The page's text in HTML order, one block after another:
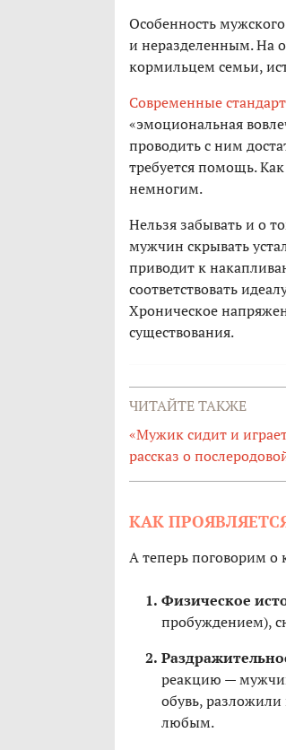
Особенность
и неразделенным. На
кормильцем семьи,
Современные
«эмоциональная
проводить с ним
требуется помощь.
немногим.
Нельзя забывать и о
мужчин скрывать
приводит к
соответствовать
Хроническое
существования.
ЧИТАЙТЕ ТАКЖЕ
«Мужик сидит и
рассказ о
КАК
А теперь поговорим о
Физическое
пробуждением),
реакцию —
обувь,
любым.